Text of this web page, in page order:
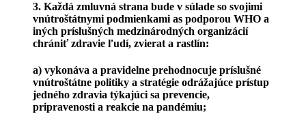
3. Každá zmluvná strana bude v súlade so svojimi
vnútroštátnymi podmienkami as podporou WHO a
iných príslušných medzinárodných organizácií
chrániť zdravie ľudí, zvierat a rastlín:
a) vykonáva a pravidelne prehodnocuje príslušné
vnútroštátne politiky a stratégie odrážajúce prístup
jedného zdravia týkajúci sa prevencie,
pripravenosti a reakcie na pandémiu;